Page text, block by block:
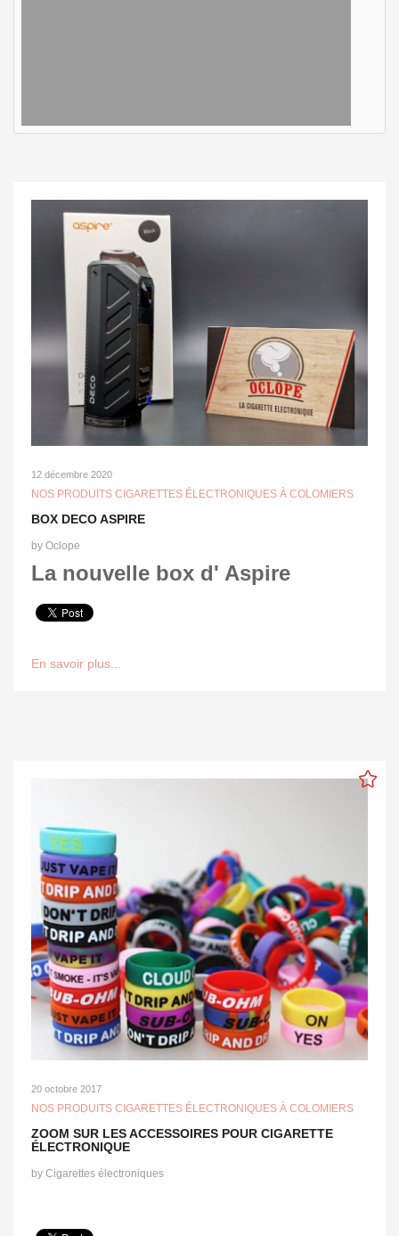
12 décembre 2020
NOS PRODUITS CIGARETTES ÉLECTRONIQUES À COLOMIERS
BOX DECO ASPIRE
by Oclope
La nouvelle box d' Aspire
En savoir plus...
20 octobre 2017
NOS PRODUITS CIGARETTES ÉLECTRONIQUES À COLOMIERS
ZOOM SUR LES ACCESSOIRES POUR CIGARETTE
ÉLECTRONIQUE
by Cigarettes électroniques